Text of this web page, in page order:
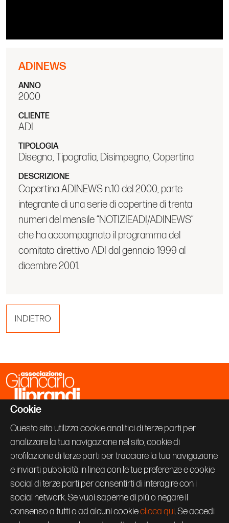
Cookie
Questo sito utilizza cookie analitici di terze parti per
analizzare la tua navigazione nel sito, cookie di
profilazione di terze parti per tracciare la tua navigazione
e inviarti pubblicità in linea con le tue preferenze e cookie
social di terze parti per consentirti di interagire con i
social network. Se vuoi saperne di più o negare il
consenso a tutti o ad alcuni cookieclicca qui. Se accedi
ADINEWS
ANNO
2000
CLIENTE
ADI
TIPOLOGIA
Disegno, Tipografia, Disimpegno, Copertina
DESCRIZIONE
Copertina ADINEWS n.10 del 2000, parte
integrante di una serie di copertine di trenta
numeri del mensile “NOTIZIEADI/ADINEWS”
che ha accompagnato il programma del
comitato direttivo ADI dal gennaio 1999 al
dicembre 2001.
INDIETRO
Associazione Giancarlo Iliprandi
20131 Milano
+39 02 70600843
info@giancarloiliprandi.net
PRIVACY POLICY
COOKIE
CREDITS